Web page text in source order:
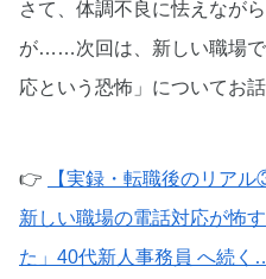
さて、体調不良に怯えなが
が……次回は、新しい職場
応という恐怖」についてお話
👉
【実録・転職後のリア
新しい職場の電話対応が怖
た」40代新人事務員 へ続く